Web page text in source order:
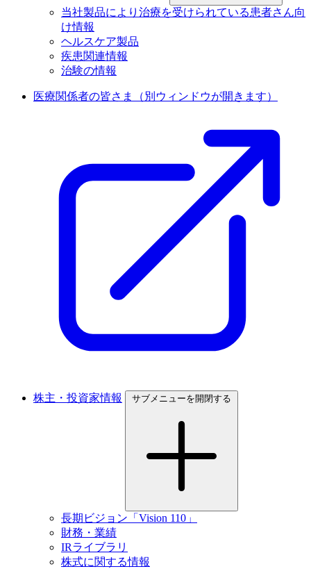
当社製品により治療を受けられている患者さん向
け情報
ヘルスケア製品
疾患関連情報
治験の情報
医療関係者の皆さま （別ウィンドウが開きます）
株主・投資家情報 サブメニューを開閉する
長期ビジョン「Vision 110」
財務・業績
IRライブラリ
株式に関する情報